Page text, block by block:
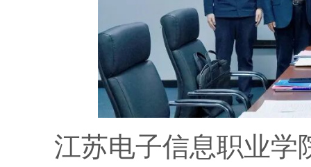
江苏电子信息职业学